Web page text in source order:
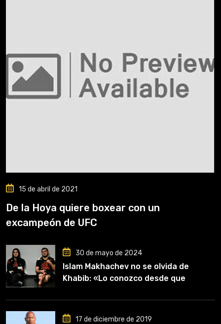
15 de abril de 2021
De la Hoya quiere boxear con un
excampeón de UFC
30 de mayo de 2024
Islam Makhachev no se olvida de
Khabib: «Lo conozco desde que
clave en mi carrera»
17 de diciembre de 2019